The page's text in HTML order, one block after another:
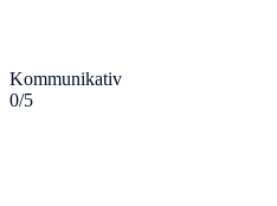
Kommunikativ
0/5